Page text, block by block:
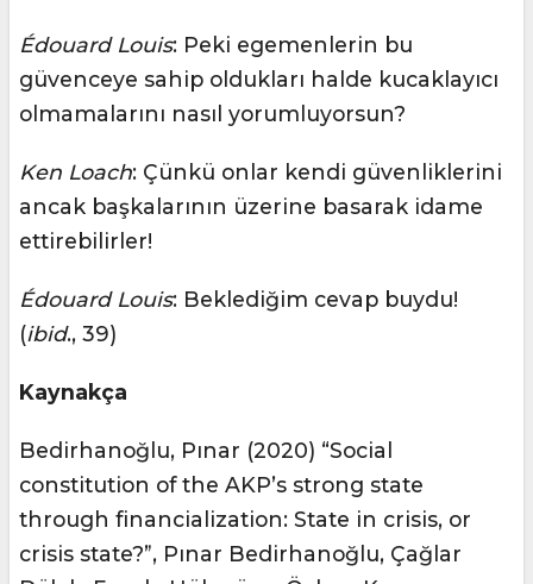
Édouard Louis: Peki egemenlerin bu
güvenceye sahip oldukları halde kucaklayıcı
olmamalarını nasıl yorumluyorsun?
Ken Loach: Çünkü onlar kendi güvenliklerini
ancak başkalarının üzerine basarak idame
ettirebilirler!
Édouard Louis: Beklediğim cevap buydu!
(ibid., 39)
Kaynakça
Bedirhanoğlu, Pınar (2020) “Social
constitution of the AKP’s strong state
through financialization: State in crisis, or
crisis state?”, Pınar Bedirhanoğlu, Çağlar